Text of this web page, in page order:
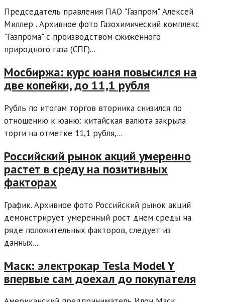
Председатель правления ПАО "Газпром" Алексей
Миллер . Архивное фото Газохимический комплекс
"Газпрома" с производством сжиженного
природного газа (СПГ)...
Мосбиржа: курс юаня повысился на
две копейки, до 11,1 рубля
Рубль по итогам торгов вторника снизился по
отношению к юаню: китайская валюта закрыла
торги на отметке 11,1 рубля,...
Российский рынок акций умеренно
растет в среду на позитивных
факторах
График. Архивное фото Российский рынок акций
демонстрирует умеренный рост днем среды на
ряде положительных факторов, следует из
данных...
Маск: электрокар Tesla Model Y
впервые сам доехал до покупателя